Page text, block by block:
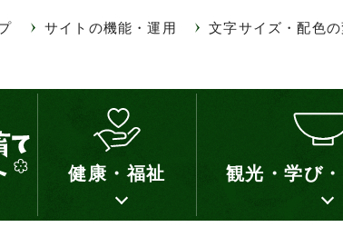
サイトの機能・運用 文字サイズ・配色の
健康・福祉 観光・学び